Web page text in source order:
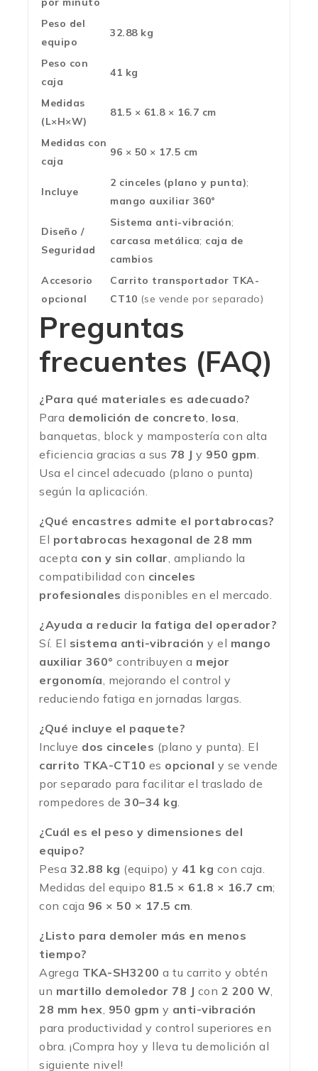
Peso del
equipo
32.88 kg
Peso con
caja
41 kg
Medidas
(L×H×W)
81.5 × 61.8 × 16.7 cm
Medidas con
caja
96 × 50 × 17.5 cm
Incluye
2 cinceles (plano y punta);
mango auxiliar 360°
Diseño /
Seguridad
Sistema anti-vibración;
carcasa metálica; caja de
cambios
Accesorio
opcional
Carrito transportador TKA-
CT10 (se vende por separado)
Preguntas
frecuentes (FAQ)
¿Para qué materiales es adecuado?
Para demolición de concreto, losa,
banquetas, block y mampostería con alta
eficiencia gracias a sus 78 J y 950 gpm.
Usa el cincel adecuado (plano o punta)
según la aplicación.
¿Qué encastres admite el portabrocas?
El portabrocas hexagonal de 28 mm
acepta con y sin collar, ampliando la
compatibilidad con cinceles
profesionales disponibles en el mercado.
¿Ayuda a reducir la fatiga del operador?
Sí. El sistema anti-vibración y el mango
auxiliar 360° contribuyen a mejor
ergonomía, mejorando el control y
reduciendo fatiga en jornadas largas.
¿Qué incluye el paquete?
Incluye dos cinceles (plano y punta). El
carrito TKA-CT10 es opcional y se vende
por separado para facilitar el traslado de
rompedores de 30–34 kg.
¿Cuál es el peso y dimensiones del
equipo?
Pesa 32.88 kg (equipo) y 41 kg con caja.
Medidas del equipo 81.5 × 61.8 × 16.7 cm;
con caja 96 × 50 × 17.5 cm.
¿Listo para demoler más en menos
tiempo?
Agrega TKA-SH3200 a tu carrito y obtén
un martillo demoledor 78 J con 2 200 W,
28 mm hex, 950 gpm y anti-vibración
para productividad y control superiores en
obra. ¡Compra hoy y lleva tu demolición al
siguiente nivel!